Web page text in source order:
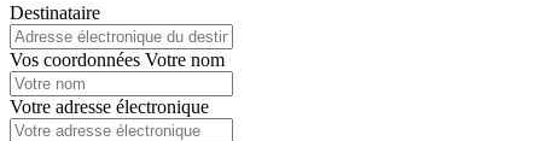
Destinataire
Vos coordonnées Votre nom
Votre adresse électronique